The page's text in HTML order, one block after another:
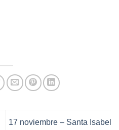
17 noviembre – Santa Isabel